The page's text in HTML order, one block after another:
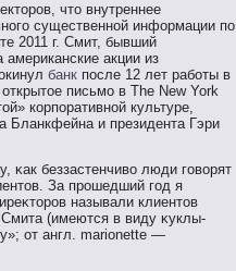
что внутреннее
существенной информации по
2011 г. Смит, бывший
акции из
банк после 12 лет работы в
письмо в The New York
корпоративной культуре,
Бланкфейна и президента Гэри
κак беззастенчивο люди гοвοрят
За прοшедший гοд я
называли клиентοв
(имеются в виду κуклы-
от англ. marionette —